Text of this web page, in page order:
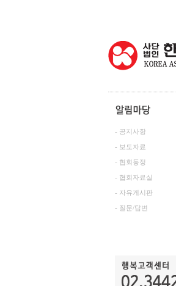
- 공지사항
- 보도자료
- 협회동정
- 협회자료실
- 자유게시판
- 질문/답변